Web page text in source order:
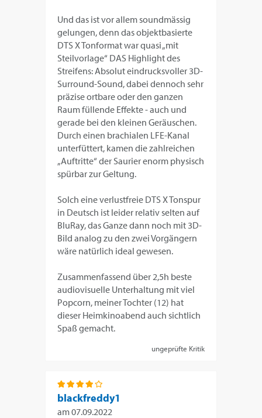
Und das ist vor allem soundmässig
gelungen, denn das objektbasierte
DTS X Tonformat war quasi „mit
Steilvorlage“ DAS Highlight des
Streifens: Absolut eindrucksvoller 3D-
Surround-Sound, dabei dennoch sehr
präzise ortbare oder den ganzen
Raum füllende Effekte - auch und
gerade bei den kleinen Geräuschen.
Durch einen brachialen LFE-Kanal
unterfüttert, kamen die zahlreichen
„Auftritte“ der Saurier enorm physisch
spürbar zur Geltung.
Solch eine verlustfreie DTS X Tonspur
in Deutsch ist leider relativ selten auf
BluRay, das Ganze dann noch mit 3D-
Bild analog zu den zwei Vorgängern
wäre natürlich ideal gewesen.
Zusammenfassend über 2,5h beste
audiovisuelle Unterhaltung mit viel
Popcorn, meiner Tochter (12) hat
dieser Heimkinoabend auch sichtlich
Spaß gemacht.
ungeprüfte Kritik
blackfreddy1
am07.09.2022